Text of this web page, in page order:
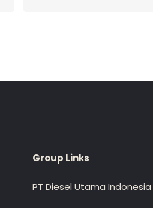
Group Links
PT Diesel Utama Indonesia